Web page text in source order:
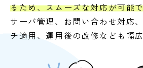
るため、スムーズな対応が可能
サーバ管理、お問い合わせ対応
チ適用、運用後の改修なども幅